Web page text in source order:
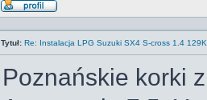
Wyświetl
Tytuł: Re: Instalacja LPG Suzuki SX4 S-cross 1.4
Poznańskie korki